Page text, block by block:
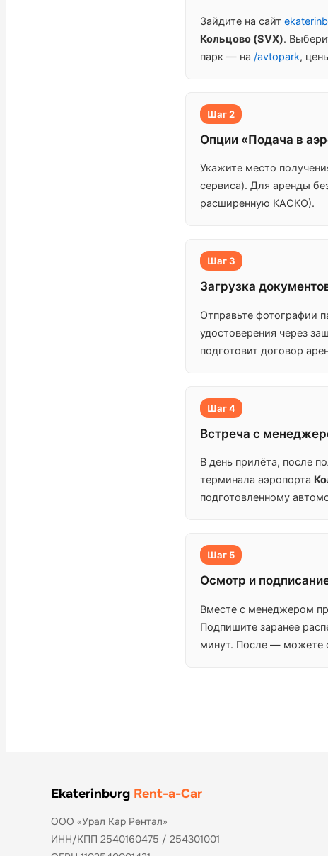
Зайдите на сайт
Кольцово (SVX).
парк — на /avtopark,
Шаг 2
Опции «Подача в
Укажите место
сервиса). Для аренды
расширенную КАСКО).
Шаг 3
Загрузка
Отправьте фотографии
удостоверения через
подготовит договор
Шаг 4
Встреча с
В день прилёта, после
терминала аэропорта
подготовленному
Шаг 5
Осмотр и
Вместе с менеджером
Подпишите заранее
минут. После — можете
Ekaterinburg Rent-a-Car
ООО «Урал Кар Рентал»
ИНН/КПП 2540160475 / 254301001